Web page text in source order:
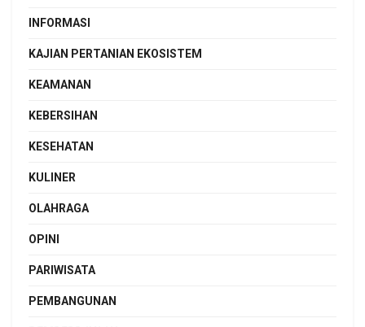
INFORMASI
KAJIAN PERTANIAN EKOSISTEM
KEAMANAN
KEBERSIHAN
KESEHATAN
KULINER
OLAHRAGA
OPINI
PARIWISATA
PEMBANGUNAN